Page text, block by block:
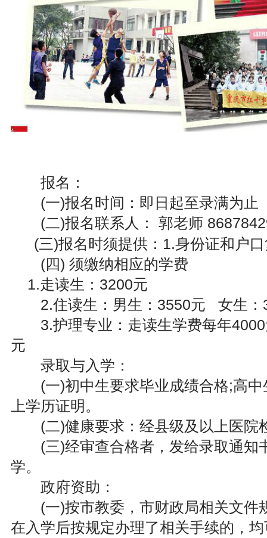
报名：
(一)报名时间：即日起至录满为止
(二)报名联系人： 郭老师
(三)报名时须提供：1.身份证和户口
(四) 须缴纳相应的学费
1.走读生：3200元
2.住读生：男生：3550元 女生：
3.护理专业：走读生学费每年4000
元
录取与入学：
(一)初中生要求毕业成绩合格;高中
上学历证明。
(二)健康要求：经县级及以上医院
(三)经审查合格者，发给录取通知
学。
政府资助：
(一)按市教委，市财政局相关文件
在入学后按规定办理了相关手续的，